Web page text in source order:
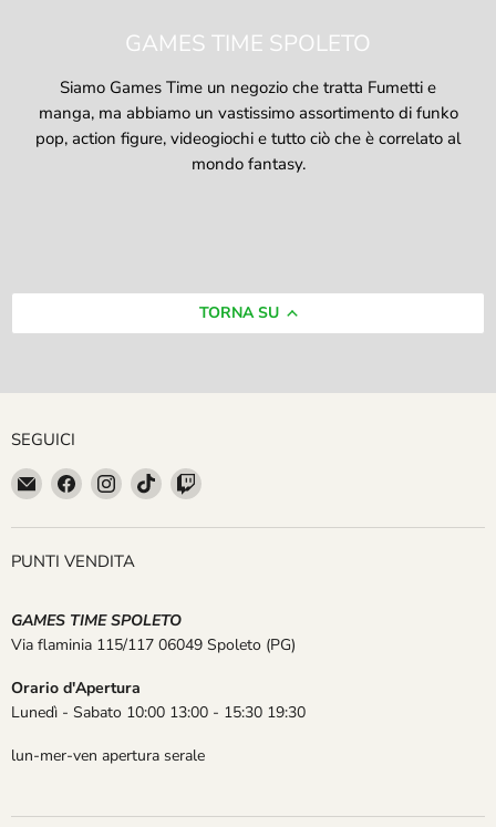
GAMES TIME SPOLETO
Siamo Games Time un negozio che tratta Fumetti e
manga, ma abbiamo un vastissimo assortimento di funko
pop, action figure, videogiochi e tutto ciò che è correlato al
mondo fantasy.
TORNA SU
SEGUICI
Email
GAMES
TIME
SPOLETO
Trovaci
su
Facebook
Trovaci
su
Instagram
Trovaci
su
TikTok
Trovaci
Twitch
PUNTI VENDITA
GAMES TIME SPOLETO
Via flaminia 115/117 06049 Spoleto (PG)
Orario d'Apertura
Lunedì - Sabato 10:00 13:00 - 15:30 19:30
lun-mer-ven apertura serale